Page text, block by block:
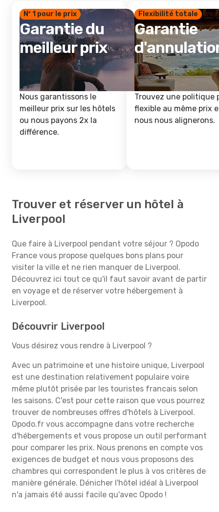
Nº 1 pour le prix
Garantie du
meilleur prix
Nous garantissons le
meilleur prix sur les hôtels
ou nous payons 2x la
différence.
Flexibilité totale
Garantie
Trouvez une politique
flexible au même prix
nous nous alignerons.
Trouver et réserver un hôtel à
Liverpool
Que faire à Liverpool pendant votre séjour ? Opodo
France vous propose quelques bons plans pour
visiter la ville et ne rien manquer de Liverpool.
Découvrez ici tout ce qu'il faut savoir avant de partir
en voyage et de réserver votre hébergement à
Liverpool.
Découvrir Liverpool
Vous désirez vous rendre à Liverpool ?
Avec un patrimoine et une histoire unique, Liverpool
est une destination relativement populaire voire
même plutôt prisée par les touristes francais selon
les saisons. C'est pour cette raison que vous pourrez
trouver de nombreuses offres d'hôtels à Liverpool.
Opodo.fr vous accompagne dans votre recherche
d'hébergements et vous propose un outil performant
pour comparer les prix. Nous prenons en compte vos
exigences de budget et nous vous proposons des
chambres qui correspondent le plus à vos critères de
manière générale. Dénicher l'hôtel idéal à Liverpool
n'a jamais été aussi facile qu'avec Opodo !